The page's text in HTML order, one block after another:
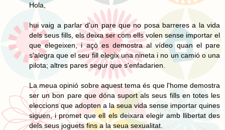
Hola,
hui vaig a parlar d'un pare que no posa barreres a la vida
dels seus fills, els deixa ser com ells volen sense importar el
que elegeixen, i açò es demostra al vídeo quan el pare
s'alegra que el seu fill elegix una nineta i no un camió o una
pilota; altres pares segur que s'enfadarien.
La meua opinió sobre aquest tema és que l'home demostra
ser un bon pare que dóna suport als seus fills en totes les
eleccions que adopten a la seua vida sense importar quines
siguen, i promet que ell els deixara elegir amb llibertat des
dels seus joguets fins a la seua sexualitat.